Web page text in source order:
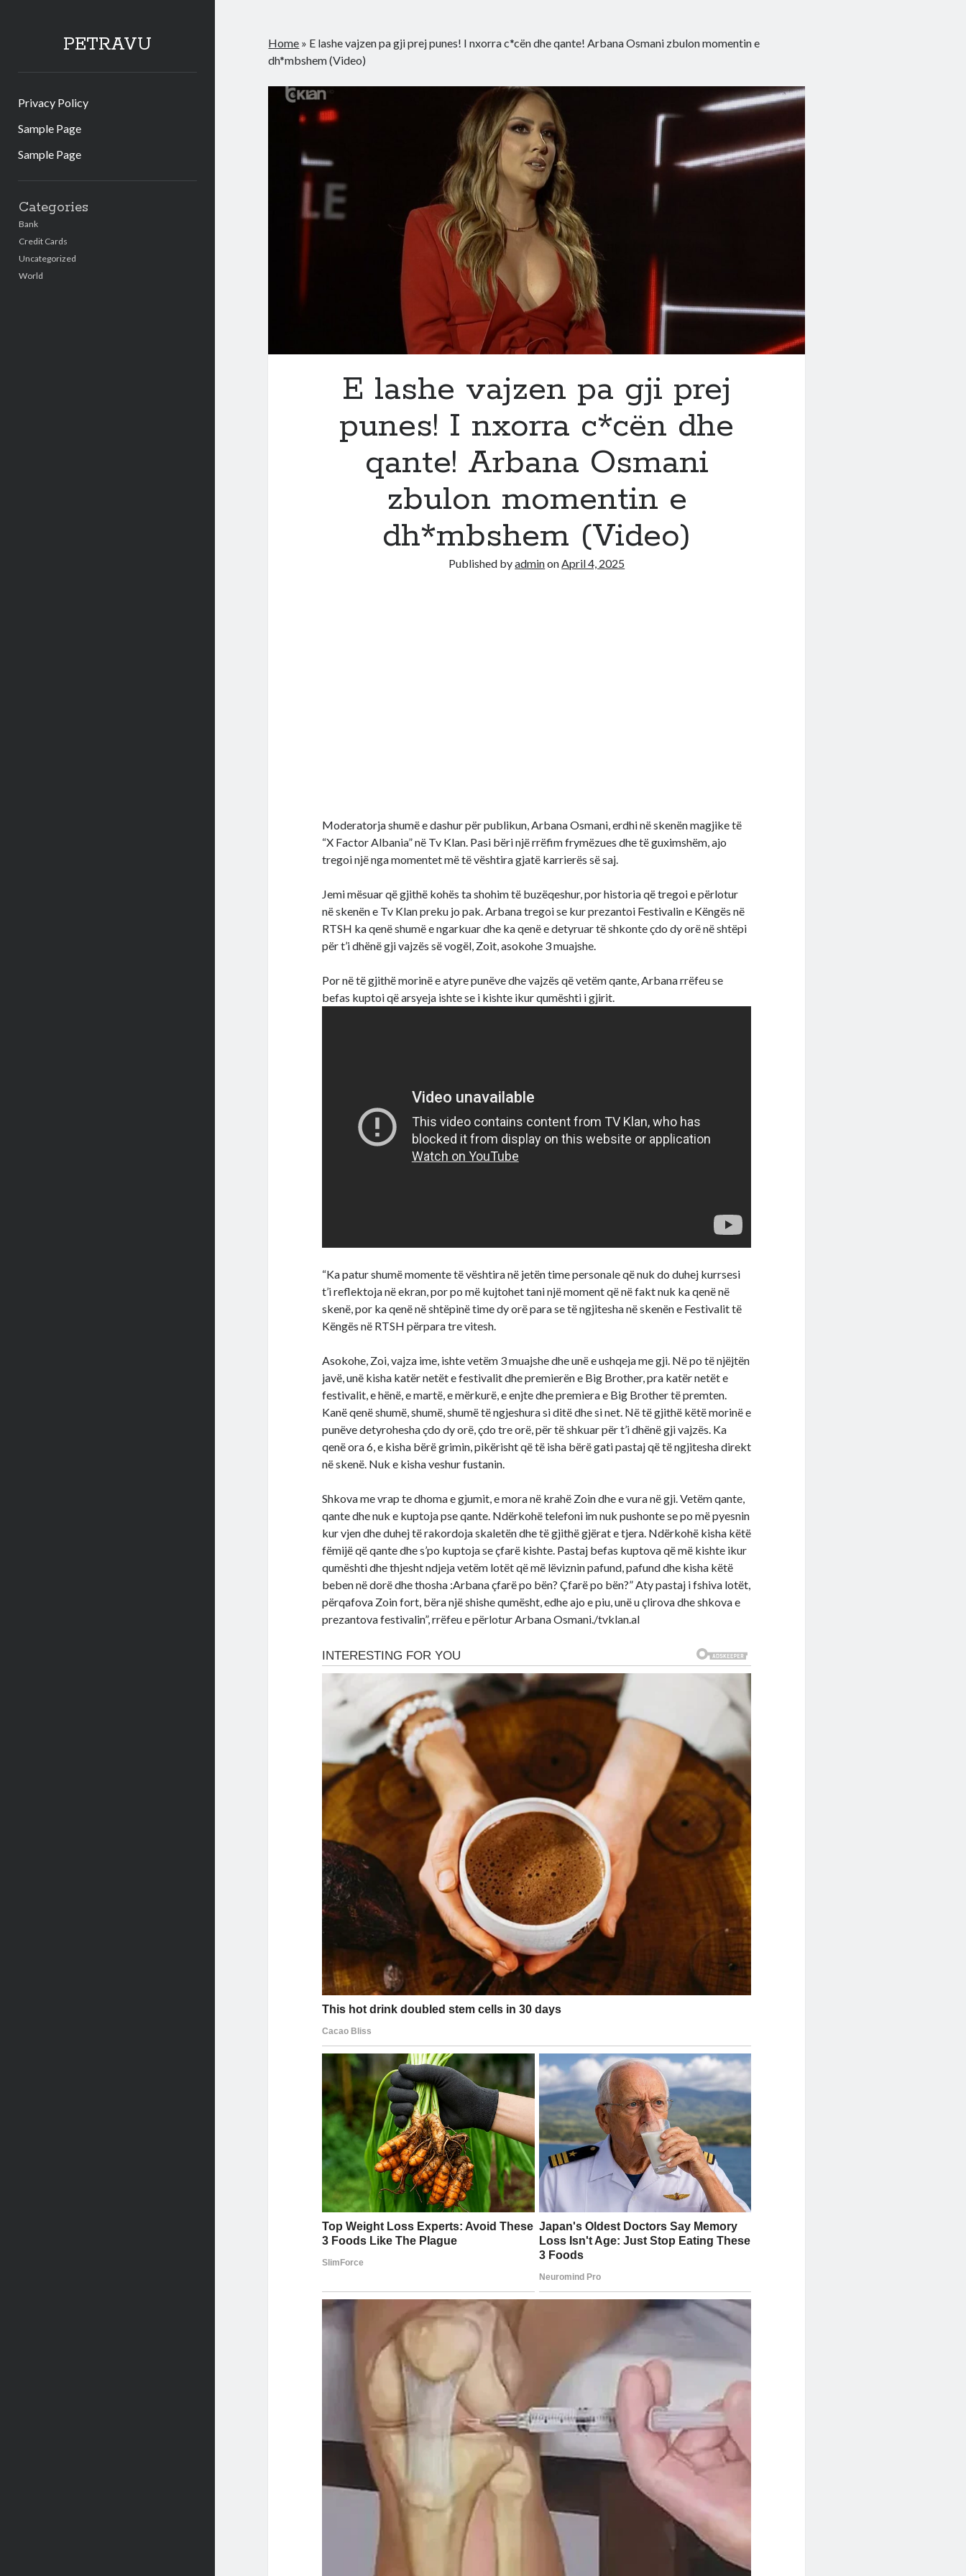
PETRAVU
Privacy Policy
Sample Page
Sample Page
Categories
Bank
Credit Cards
Uncategorized
World
Home » E lashe vajzen pa gji prej punes! I nxorra c*cën dhe qante! Arbana Osmani zbulon momentin e
dh*mbshem (Video)
E lashe vajzen pa gji prej
punes! I nxorra c*cën dhe
qante! Arbana Osmani
zbulon momentin e
dh*mbshem (Video)
Published byadminonApril 4, 2025
Moderatorja shumë e dashur për publikun, Arbana Osmani, erdhi në skenën magjike të
“X Factor Albania” në Tv Klan. Pasi bëri një rrëfim frymëzues dhe të guximshëm, ajo
tregoi një nga momentet më të vështira gjatë karrierës së saj.
Jemi mësuar që gjithë kohës ta shohim të buzëqeshur, por historia që tregoi e përlotur
në skenën e Tv Klan preku jo pak. Arbana tregoi se kur prezantoi Festivalin e Këngës në
RTSH ka qenë shumë e ngarkuar dhe ka qenë e detyruar të shkonte çdo dy orë në shtëpi
për t’i dhënë gji vajzës së vogël, Zoit, asokohe 3 muajshe.
Por në të gjithë morinë e atyre punëve dhe vajzës që vetëm qante, Arbana rrëfeu se
befas kuptoi që arsyeja ishte se i kishte ikur qumështi i gjirit.
“Ka patur shumë momente të vështira në jetën time personale që nuk do duhej kurrsesi
t’i reflektoja në ekran, por po më kujtohet tani një moment që në fakt nuk ka qenë në
skenë, por ka qenë në shtëpinë time dy orë para se të ngjitesha në skenën e Festivalit të
Këngës në RTSH përpara tre vitesh.
Asokohe, Zoi, vajza ime, ishte vetëm 3 muajshe dhe unë e ushqeja me gji. Në po të njëjtën
javë, unë kisha katër netët e festivalit dhe premierën e Big Brother, pra katër netët e
festivalit, e hënë, e martë, e mërkurë, e enjte dhe premiera e Big Brother të premten.
Kanë qenë shumë, shumë, shumë të ngjeshura si ditë dhe si net. Në të gjithë këtë morinë e
punëve detyrohesha çdo dy orë, çdo tre orë, për të shkuar për t’i dhënë gji vajzës. Ka
qenë ora 6, e kisha bërë grimin, pikërisht që të isha bërë gati pastaj që të ngjitesha direkt
në skenë. Nuk e kisha veshur fustanin.
Shkova me vrap te dhoma e gjumit, e mora në krahë Zoin dhe e vura në gji. Vetëm qante,
qante dhe nuk e kuptoja pse qante. Ndërkohë telefoni im nuk pushonte se po më pyesnin
kur vjen dhe duhej të rakordoja skaletën dhe të gjithë gjërat e tjera. Ndërkohë kisha këtë
fëmijë që qante dhe s’po kuptoja se çfarë kishte. Pastaj befas kuptova që më kishte ikur
qumështi dhe thjesht ndjeja vetëm lotët që më lëviznin pafund, pafund dhe kisha këtë
beben në dorë dhe thosha :Arbana çfarë po bën? Çfarë po bën?” Aty pastaj i fshiva lotët,
përqafova Zoin fort, bëra një shishe qumësht, edhe ajo e piu, unë u çlirova dhe shkova e
prezantova festivalin”, rrëfeu e përlotur Arbana Osmani./tvklan.al